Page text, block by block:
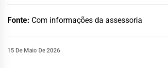
Fonte: Com informações da assessoria
15 De Maio De 2026